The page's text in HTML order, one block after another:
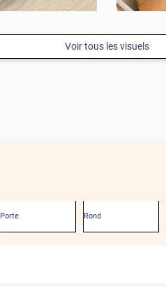
Voir tous les visuels
Porte Rond